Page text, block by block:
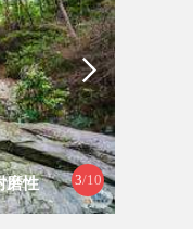
3/10
磨性